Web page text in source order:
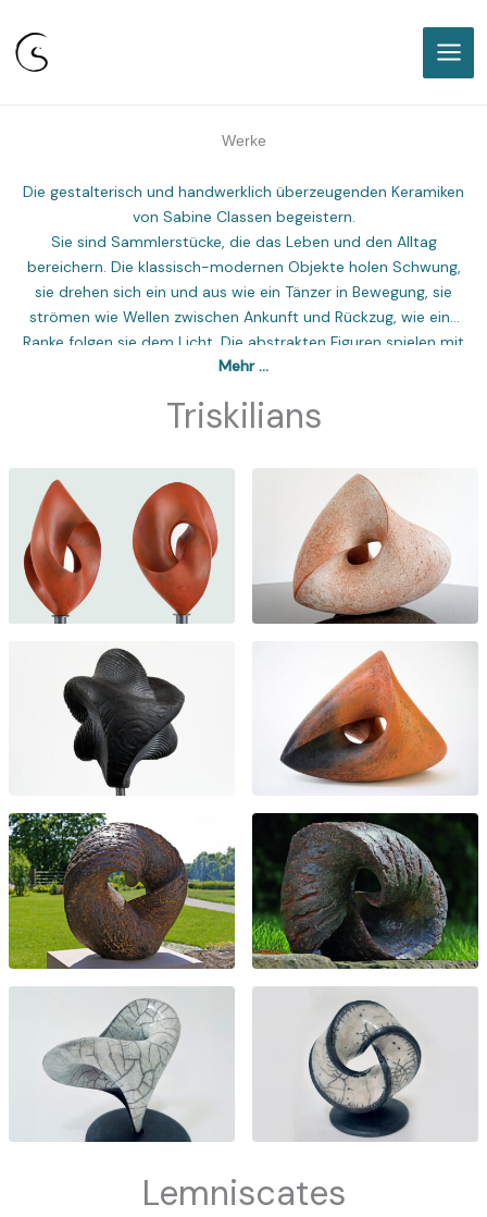
Zum
Werke
Die gestalterisch und handwerklich überzeugenden Keramiken
von Sabine Classen begeistern.
Sie sind Sammlerstücke, die das Leben und den Alltag
bereichern. Die klassisch-modernen Objekte holen Schwung,
sie drehen sich ein und aus wie ein Tänzer in Bewegung, sie
strömen wie Wellen zwischen Ankunft und Rückzug, wie eine
Ranke folgen sie dem Licht. Die abstrakten Figuren spielen mit
den Prinzipien der Natur und sind doch ernst. Die Künstlerin
ab und eröffnet zugleich überraschende Grade der Freiheit.
doch die ihnen innewohnende Energie ist unübersehbar.
Die hier bei „Werke“ gezeigten Arbeiten geben Einblick in das
künstlerische Spektrum und die Entwicklung über die Jahre.
Nicht alle Objekte stehen zum Verkauf – einige sind Teil des
Archivs oder bereits in öffentlichen oder privaten
Sammlungen. Eine Übersicht der verfügbaren Arbeiten bietet
der Verkaufskatalog
.
Mehr …
Triskilians
Lemniscates